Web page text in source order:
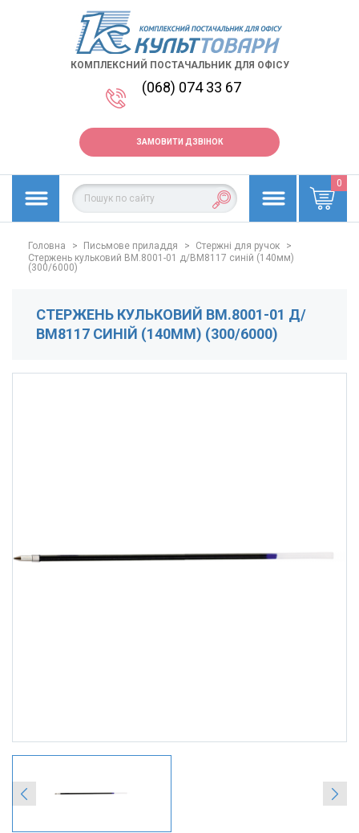
КОМПЛЕКСНИЙ ПОСТАЧАЛЬНИК ДЛЯ ОФІСУ
(068) 074 33 67
ЗАМОВИТИ ДЗВІНОК
0
Головна > Письмове приладдя > Стержні для ручок
>
Стержень кульковий BM.8001-01 д/ВМ8117 синій (140мм)
(300/6000)
СТЕРЖЕНЬ КУЛЬКОВИЙ BM.8001-01 Д/
ВМ8117 СИНІЙ (140ММ) (300/6000)